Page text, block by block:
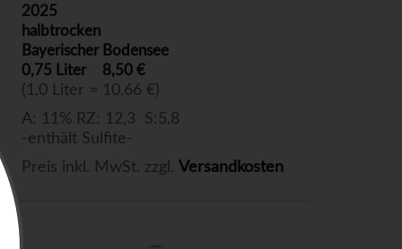
2025
halbtrocken
Bayerischer Bodensee
0,75 Liter
8,50 €
(1,0 Liter = 10,66 €)
A: 11% RZ: 12,3 S:5,8
-enthält Sulfite-
Preis inkl. MwSt. zzgl. Versandkosten